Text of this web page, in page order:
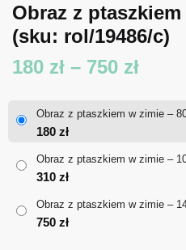
Obraz z
(sku: rol/19486/c)
180 zł – 750 zł
180
Obraz z ptaszkiem w zimie –
180 zł
Obraz z ptaszkiem w zimie –
310 zł
Obraz z ptaszkiem w zimie –
750 zł